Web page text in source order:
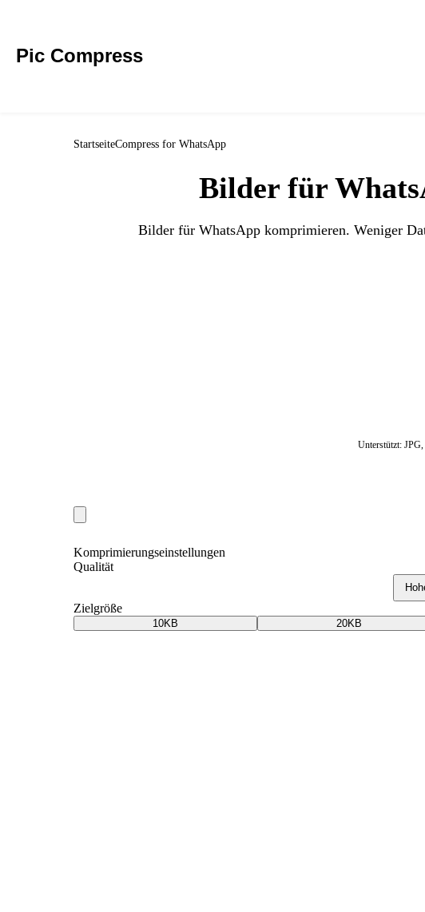
Pic Compress
StartseiteCompress for WhatsApp
Bilder für
Bilder für WhatsApp komprimieren. Weniger
Unterstützt:
Komprimierungseinstellungen
Qualität
Zielgröße
10KB 20KB